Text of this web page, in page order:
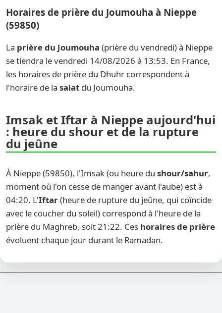
Horaires de prière du Joumouha à Nieppe
(59850)
La prière du Joumouha (prière du vendredi) à Nieppe
se tiendra le vendredi 14/08/2026 à 13:53. En France,
les horaires de prière du Dhuhr correspondent à
l'horaire de la salat du Joumouha.
Imsak et Iftar à Nieppe aujourd'hui
: heure du shour et de la rupture
du jeûne
À Nieppe (59850), l'Imsak (ou heure du shour/sahur,
moment où l'on cesse de manger avant l'aube) est à
04:20. L'Iftar(heure de rupture du jeûne, qui coïncide
avec le coucher du soleil) correspond à l'heure de la
prière du Maghreb, soit 21:22. Ces horaires de prière
évoluent chaque jour durant le Ramadan.